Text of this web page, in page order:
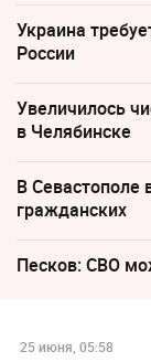
Украина
России
Увеличилось
в Челябинске
В Севастополе
гражданских
Песков: СВО
25 июня, 05:58